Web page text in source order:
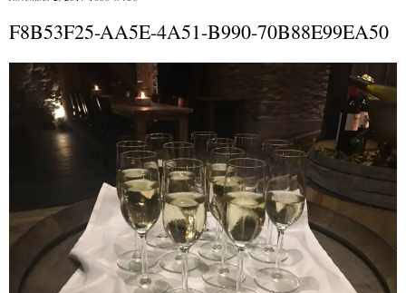
F8B53F25-AA5E-4A51-B990-70B88E99EA50